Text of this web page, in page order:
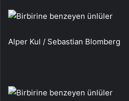
Alper Kul / Sebastian Blomberg